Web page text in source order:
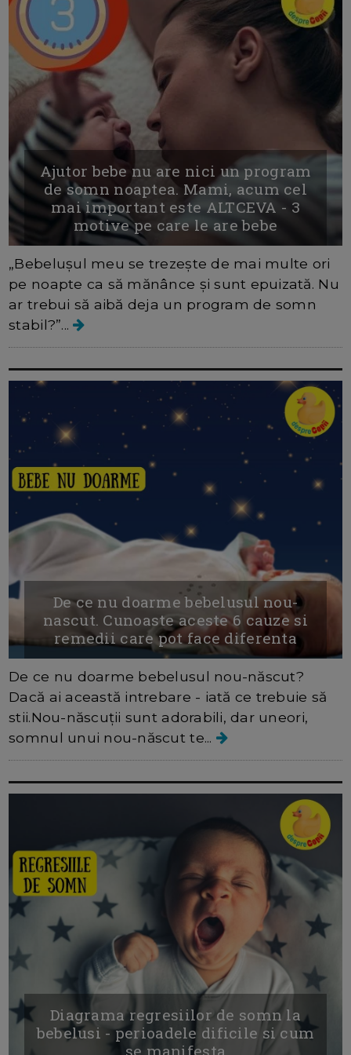
Ajutor bebe nu are nici un program
de somn noaptea. Mami, acum cel
mai important este ALTCEVA - 3
motive pe care le are bebe
„Bebelușul meu se trezește de mai multe ori
pe noapte ca să mănânce și sunt epuizată. Nu
ar trebui să aibă deja un program de somn
stabil?”...
De ce nu doarme bebelusul nou-
nascut. Cunoaste aceste 6 cauze si
remedii care pot face diferenta
De ce nu doarme bebelusul nou-născut?
Dacă ai această intrebare - iată ce trebuie să
stii.Nou-născuții sunt adorabili, dar uneori,
somnul unui nou-născut te...
Diagrama regresiilor de somn la
bebelusi - perioadele dificile si cum
se manifesta